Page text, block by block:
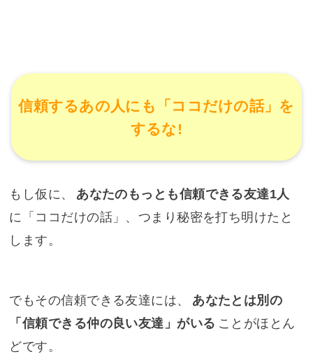
信頼するあの人にも「ココだけの話」を
するな!
もし仮に、
あなたのもっとも信頼できる友達1人
に「ココだけの話」、つまり秘密を打ち明けたと
します。
でもその信頼できる友達には、
あなたとは別の
「信頼できる仲の良い友達」がいる ことがほとん
どです。